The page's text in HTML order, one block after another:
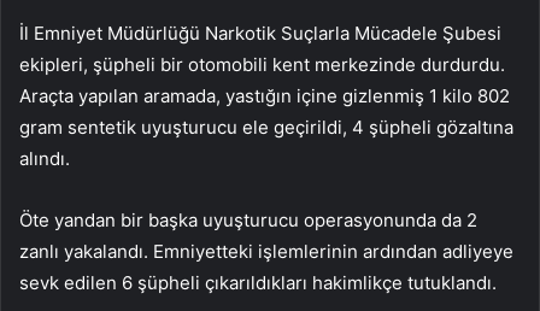
İl Emniyet Müdürlüğü Narkotik Suçlarla Mücadele Şubesi
ekipleri, şüpheli bir otomobili kent merkezinde durdurdu.
Araçta yapılan aramada, yastığın içine gizlenmiş 1 kilo 802
gram sentetik uyuşturucu ele geçirildi, 4 şüpheli gözaltına
alındı.
Öte yandan bir başka uyuşturucu operasyonunda da 2
zanlı yakalandı. Emniyetteki işlemlerinin ardından adliyeye
sevk edilen 6 şüpheli çıkarıldıkları hakimlikçe tutuklandı.